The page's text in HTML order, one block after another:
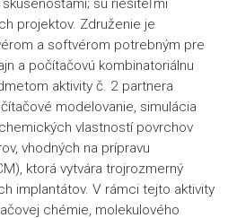
projektov. Združenie je
a softvérom potrebným pre
a počítačovú kombinatoriálnu
aktivity č. 2 partnera
modelovanie, simulácia
vlastností povrchov
vhodných na prípravu
ktorá vytvára trojrozmerný
implantátov. V rámci tejto aktivity
chémie, molekulového